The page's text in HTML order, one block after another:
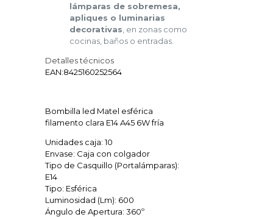
lámparas de sobremesa,
apliques o luminarias
decorativas , en zonas como
cocinas, baños o entradas.
Detalles técnicos
EAN:8425160252564
Bombilla led Matel esférica
filamento clara E14 A45 6W fría
Unidades caja: 10
Envase: Caja con colgador
Tipo de Casquillo (Portalámparas):
E14
Tipo: Esférica
Luminosidad (Lm): 600
Ángulo de Apertura: 360º